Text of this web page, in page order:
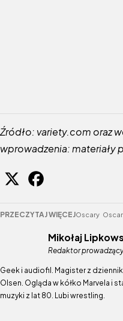
Źródło: variety.com oraz
wprowadzenia: materiały
PRZECZYTAJ WIĘCEJOscary
Mikołaj
Redaktor
Geek i audiofil. Magister z
Olsen. Ogląda w kółko Marvela i
muzyki z lat 80. Lubi wrestling.